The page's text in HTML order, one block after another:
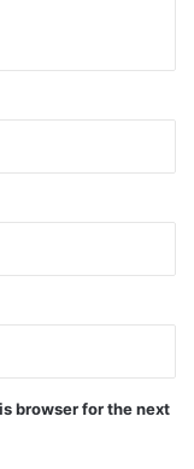
browser for the next